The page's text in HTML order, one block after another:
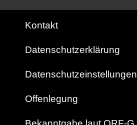
Kontakt
Datenschutzerklärung
Datenschutzeinstellungen
Offenlegung